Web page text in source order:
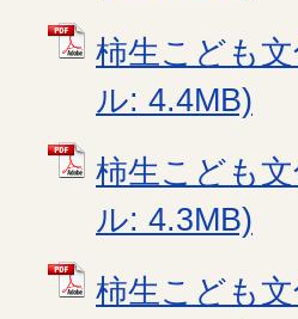
柿生こども
ル: 4.4MB)
柿生こども
ル: 4.3MB)
柿生こども